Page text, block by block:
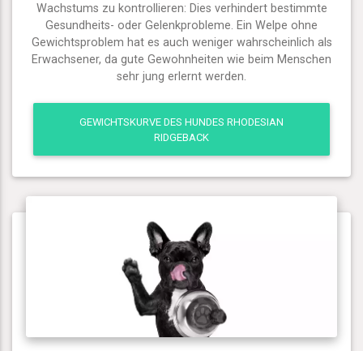
Wachstums zu kontrollieren: Dies verhindert bestimmte
Gesundheits- oder Gelenkprobleme. Ein Welpe ohne
Gewichtsproblem hat es auch weniger wahrscheinlich als
Erwachsener, da gute Gewohnheiten wie beim Menschen
sehr jung erlernt werden.
GEWICHTSKURVE DES HUNDES RHODESIAN
RIDGEBACK